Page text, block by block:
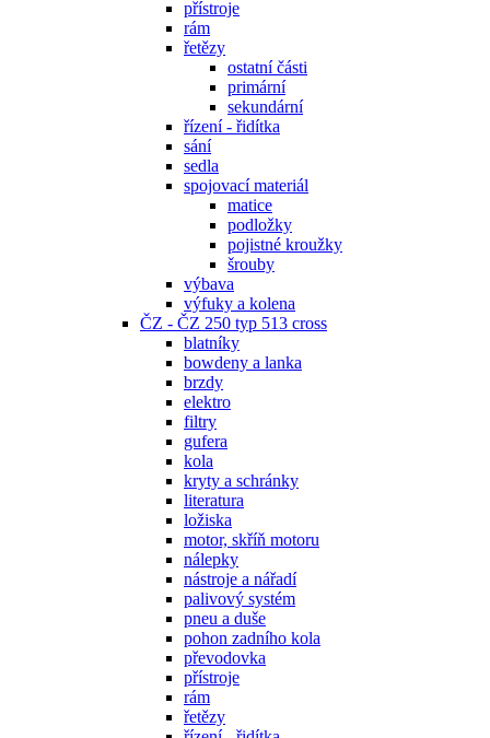
přístroje
rám
řetězy
ostatní části
primární
sekundární
řízení - řidítka
sání
sedla
spojovací materiál
matice
podložky
pojistné kroužky
šrouby
výbava
výfuky a kolena
ČZ - ČZ 250 typ 513 cross
blatníky
bowdeny a lanka
brzdy
elektro
filtry
gufera
kola
kryty a schránky
literatura
ložiska
motor, skříň motoru
nálepky
nástroje a nářadí
palivový systém
pneu a duše
pohon zadního kola
převodovka
přístroje
rám
řetězy